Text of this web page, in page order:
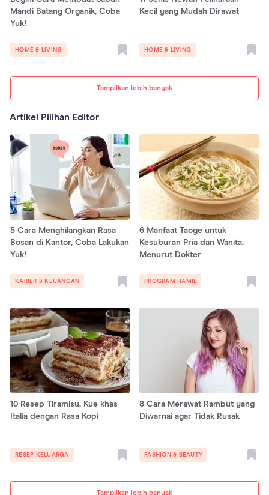
Tampilkan lebih banyak
Mandi Batang Organik, Coba
Yuk!
HOME & LIVING
Kecil yang Mudah Dirawat
HOME & LIVING
Artikel Pilihan Editor
Tampilkan lebih banyak
5 Cara Menghilangkan Rasa
Bosan di Kantor, Coba Lakukan
Yuk!
KARIER & KEUANGAN
6 Manfaat Taoge untuk
Kesuburan Pria dan Wanita,
Menurut Dokter
PROGRAM HAMIL
10 Resep Tiramisu, Kue khas
Italia dengan Rasa Kopi
RESEP KELUARGA
8 Cara Merawat Rambut yang
Diwarnai agar Tidak Rusak
FASHION & BEAUTY